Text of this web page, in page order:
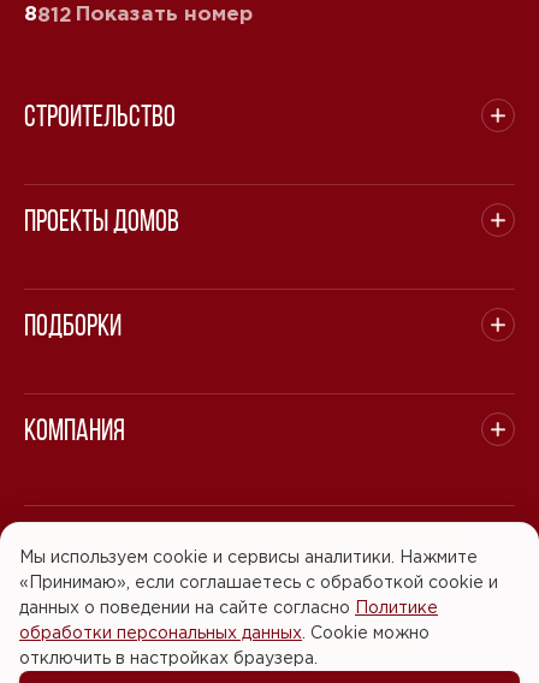
8812 Показать номер
Строительство
Проекты домов
Подборки
Компания
© 2008 - 2026 ООО "БАСТЭН". Все права защищены.
Политика обработки персональных данных
Согласие на обработку персональных данных
Мы используем cookie и сервисы аналитики. Нажмите
«Принимаю», если соглашаетесь с обработкой cookie и
данных о поведении на сайте согласно Политике
обработки персональных данных . Cookie можно
отключить в настройках браузера.